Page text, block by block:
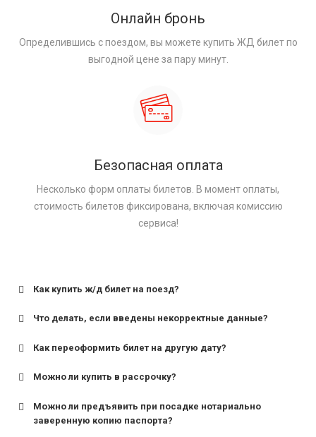
Онлайн бронь
Определившись с поездом, вы можете купить ЖД билет по
выгодной цене за пару минут.
Безопасная оплата
Несколько форм оплаты билетов. В момент оплаты,
стоимость билетов фиксирована, включая комиссию
сервиса!
Как купить ж/д билет на поезд?
Что делать, если введены некорректные данные?
Как переоформить билет на другую дату?
Можно ли купить в рассрочку?
Можно ли предъявить при посадке нотариально
заверенную копию паспорта?